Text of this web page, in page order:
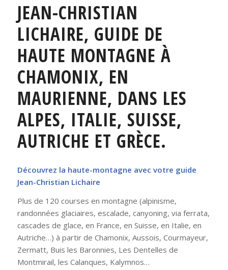
JEAN-CHRISTIAN
LICHAIRE, GUIDE DE
HAUTE MONTAGNE À
CHAMONIX, EN
MAURIENNE, DANS LES
ALPES, ITALIE, SUISSE,
AUTRICHE ET GRÈCE.
Découvrez la haute-montagne avec votre guide
Jean-Christian Lichaire
Plus de 120 courses en montagne (alpinisme,
randonnées glaciaires, escalade, canyoning, via ferrata,
cascades de glace, en France, en Suisse, en Italie, en
Autriche…) à partir de Chamonix, Aussois, Courmayeur,
Zermatt, Buis les Baronnies, Les Dentelles de
Montmirail, les Calanques, Kalymnos…